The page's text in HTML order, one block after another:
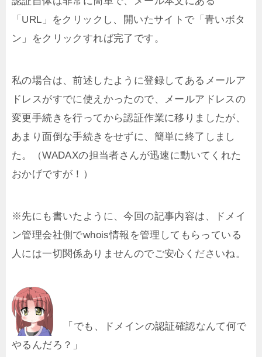
「URL」をクリックし、開いたサイトで「青いボタ
ン」をクリックすれば完了です。
私の場合は、前述したように登録してあるメールア
ドレスがすでに使えかったので、メールアドレスの
変更手続きを行ってから認証作業に移りましたが、
あまり面倒な手続きをせずに、簡単に終了しまし
た。（WADAXの担当者さんが迅速に動いてくれた
おかげですが！）
※先にも書いたように、今回の記事内容は、ドメイ
ン管理会社側でwhois情報を管理してもらっている
人には一切関係ありませんのでご安心くださいね。
「でも、ドメインの認証確認なんて何で
やるんだろ？」